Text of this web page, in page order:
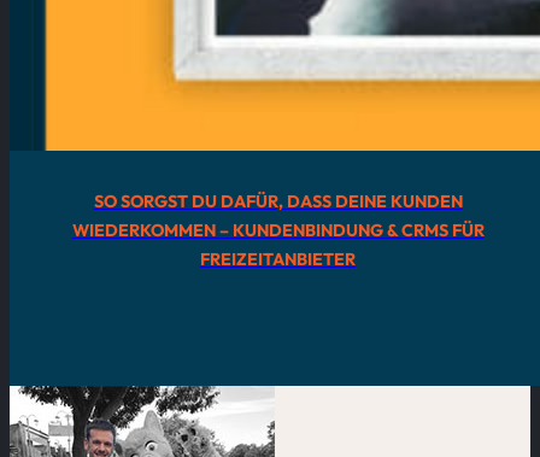
SO SORGST DU DAFÜR, DASS DEINE KUNDEN
WIEDERKOMMEN – KUNDENBINDUNG & CRMS FÜR
FREIZEITANBIETER